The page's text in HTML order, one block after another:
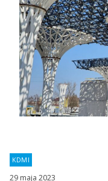
KDMI
29 maja 2023